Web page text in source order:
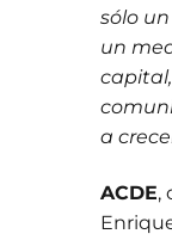
sólo
un
a
ACDE,